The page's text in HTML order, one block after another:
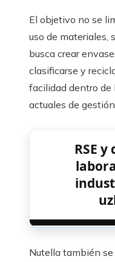
El objetivo no se
uso de materiales,
busca crear
clasificarse y
facilidad dentro de
actuales de
RSE
Nutella también